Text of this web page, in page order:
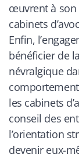
œuvrent à son
cabinets
Enfin,
bénéficier de
névralgique
les cabinets
conseil des
l’orientation
devenir eux-